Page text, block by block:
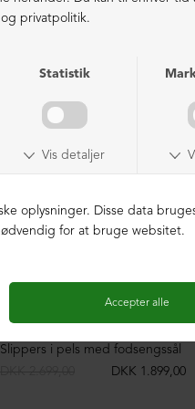
NEDSAT
Slippers i pels med fodsengssål
DKK 1.899,00